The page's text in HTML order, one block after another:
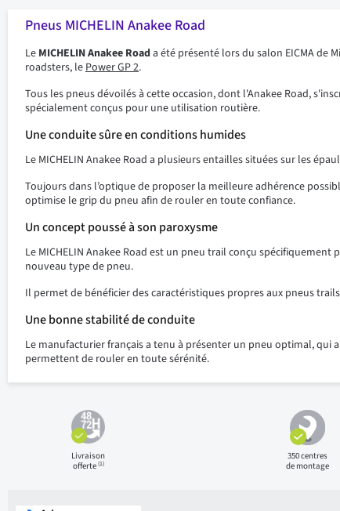
Pneus MICHELIN Anakee Road
Le MICHELIN Anakee Road a été présenté lors du salon EICMA de
roadsters, lePower GP 2.
Tous les pneus dévoilés à cette occasion, dont l'Anakee Road,
spécialement conçus pour une utilisation routière.
Une conduite sûre en conditions humides
Le MICHELIN Anakee Road a plusieurs entailles situées sur les
Toujours dans l’optique de proposer la meilleure adhérence
optimise le grip du pneu afin de rouler en toute confiance.
Un concept poussé à son paroxysme
Le MICHELIN Anakee Road est un pneu trail conçu
nouveau type de pneu.
Il permet de bénéficier des caractéristiques propres aux pneus
Une bonne stabilité de conduite
Le manufacturier français a tenu à présenter un pneu optimal, qui
permettent de rouler en toute sérénité.
Livraison
offerte(1)
350 centres
de montage